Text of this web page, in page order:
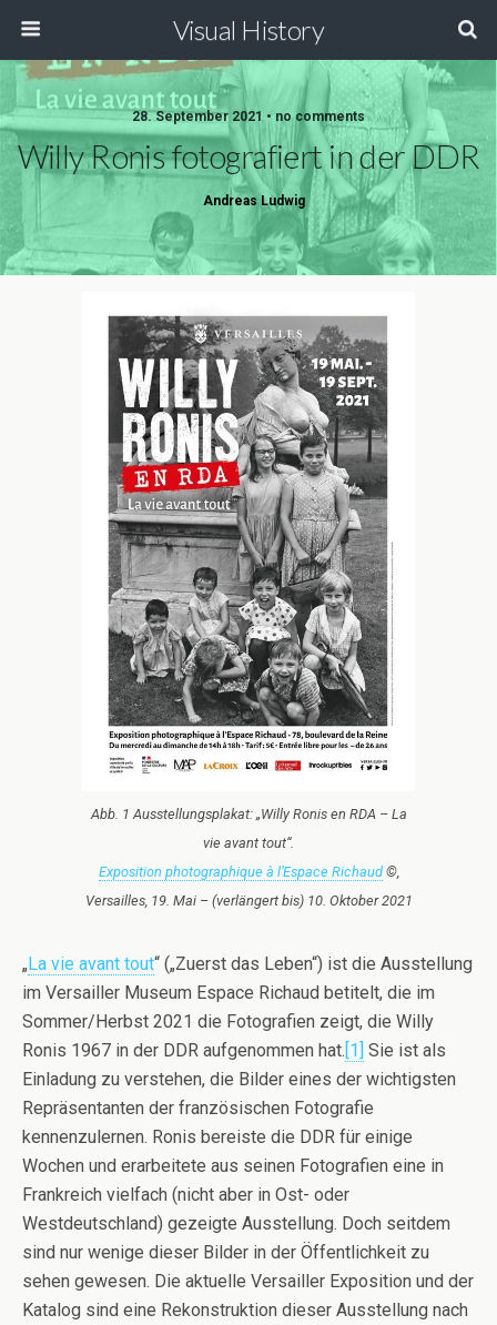
Visual History
28. September 2021 • no comments
Willy Ronis fotografiert in der DDR
Andreas Ludwig
Abb. 1 Ausstellungsplakat: „Willy Ronis en RDA – La
vie avant tout“.
Exposition photographique à l’Espace Richaud©,
Versailles, 19. Mai – (verlängert bis) 10. Oktober 2021
„ La vie avant tout“ („Zuerst das Leben“) ist die Ausstellung
im Versailler Museum Espace Richaud betitelt, die im
Sommer/Herbst 2021 die Fotografien zeigt, die Willy
Ronis 1967 in der DDR aufgenommen hat. [1] Sie ist als
Einladung zu verstehen, die Bilder eines der wichtigsten
Repräsentanten der französischen Fotografie
kennenzulernen. Ronis bereiste die DDR für einige
Wochen und erarbeitete aus seinen Fotografien eine in
Frankreich vielfach (nicht aber in Ost- oder
Westdeutschland) gezeigte Ausstellung. Doch seitdem
sind nur wenige dieser Bilder in der Öffentlichkeit zu
sehen gewesen. Die aktuelle Versailler Ex­po­si­ti­on und der
Katalog sind eine Rekonstruktion dieser Ausstellung nach